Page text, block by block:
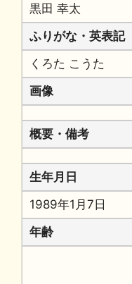
黒田 幸太
ふりがな・英表記
くろた こうた
画像
概要・備考
生年月日
1989年1月7日
年齢